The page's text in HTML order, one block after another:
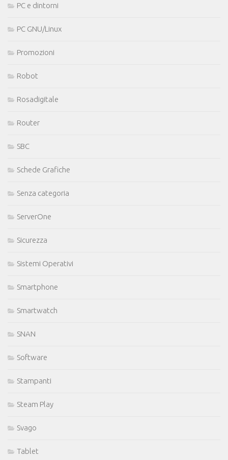
PC e dintorni
PC GNU/Linux
Promozioni
Robot
Rosadigitale
Router
SBC
Schede Grafiche
Senza categoria
ServerOne
Sicurezza
Sistemi Operativi
Smartphone
Smartwatch
SNAN
Software
Stampanti
Steam Play
Svago
Tablet